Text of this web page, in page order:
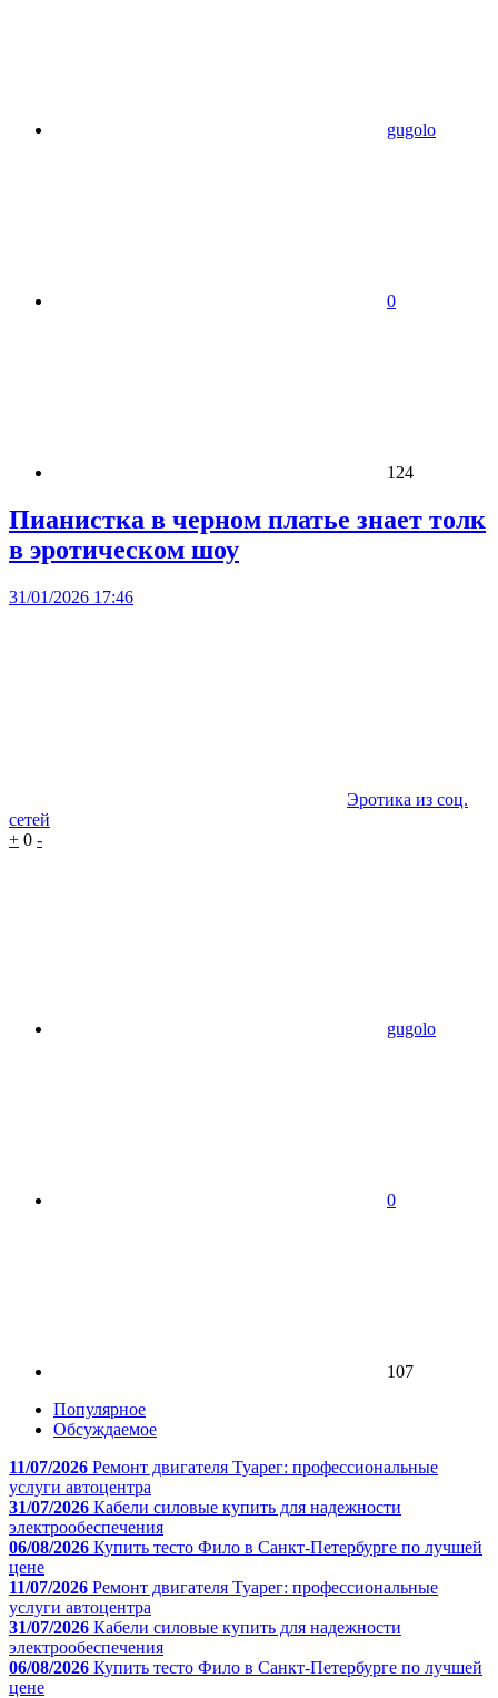
gugolo
0
124
Пианистка в черном платье знает толк
в эротическом шоу
31/01/2026 17:46
Эротика из соц.
сетей
+ 0 -
gugolo
0
107
Популярное
Обсуждаемое
11/07/2026 Ремонт двигателя Туарег: профессиональные
услуги автоцентра
31/07/2026 Кабели силовые купить для надежности
электрообеспечения
06/08/2026 Купить тесто Фило в Санкт-Петербурге по лучшей
цене
11/07/2026 Ремонт двигателя Туарег: профессиональные
услуги автоцентра
31/07/2026 Кабели силовые купить для надежности
электрообеспечения
06/08/2026 Купить тесто Фило в Санкт-Петербурге по лучшей
цене